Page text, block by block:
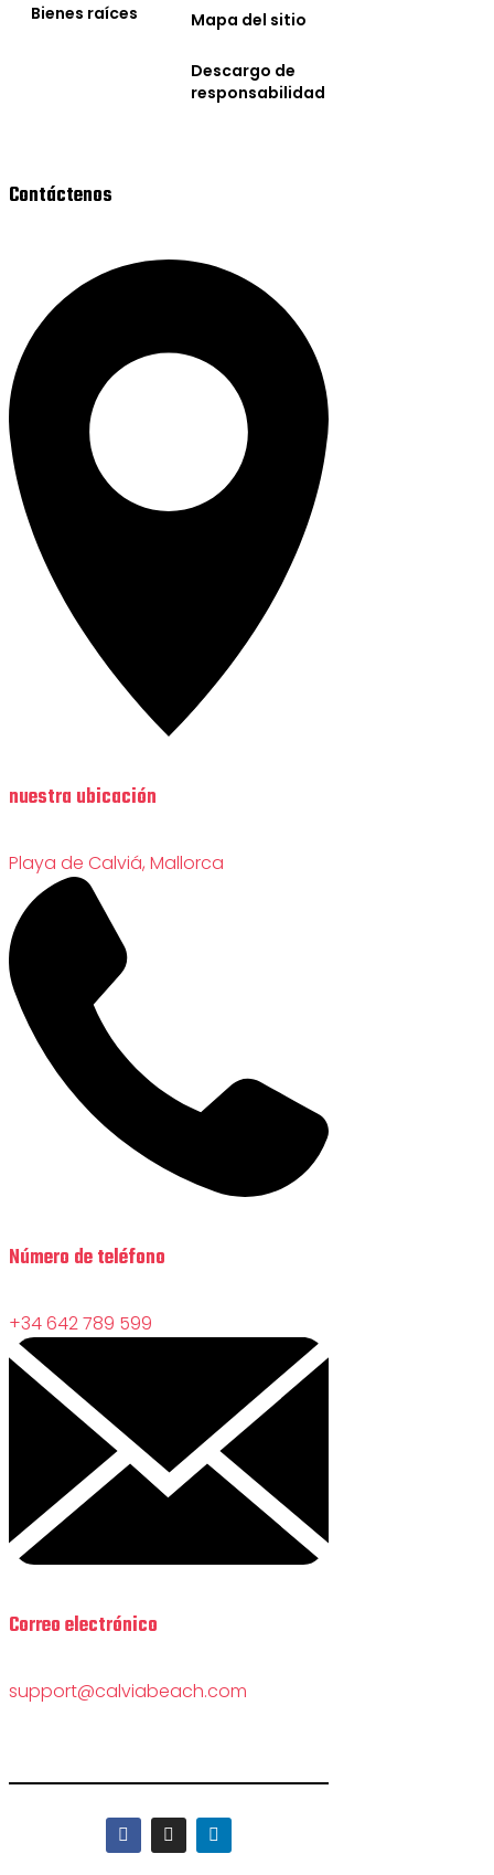
Bienes raíces Mapa del sitio
Descargo de
responsabilidad
Contáctenos
nuestra ubicación
Playa de Calviá, Mallorca
Número de teléfono
+34 642 789 599
Correo electrónico
support@calviabeach.com